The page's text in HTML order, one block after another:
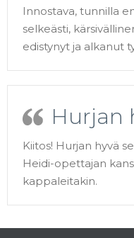
Innostava, tunnilla
selkeästi,
edistynyt ja alkanut
Hurjan
Kiitos! Hurjan hyvä
Heidi-opettajan
kappaleitakin.